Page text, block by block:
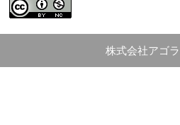
株式会社アゴ